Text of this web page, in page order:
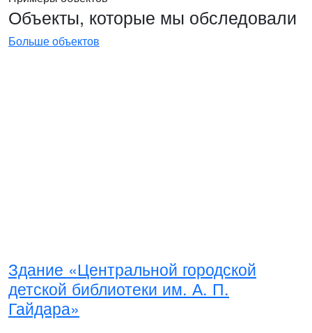
Объекты, которые мы обследовали
Больше объектов
Здание «Центральной городской
детской библиотеки им. А. П.
Гайдара»